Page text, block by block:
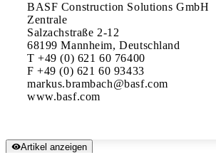
BASF Construction Solutions GmbH
Zentrale
Salzachstraße 2-12
68199 Mannheim, Deutschland
T +49 (0) 621 60 76400
F +49 (0) 621 60 93433
markus.brambach@basf.com
Artikel anzeigen